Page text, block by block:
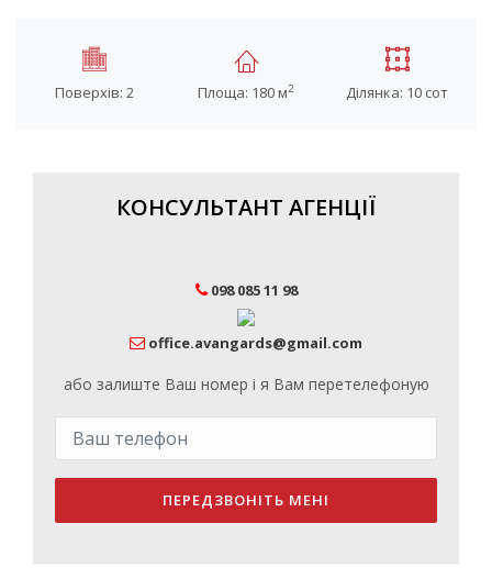
Поверхів: 2 Площа: 180 м2 Ділянка: 10 сот
КОНСУЛЬТАНТ АГЕНЦІЇ
098 085 11 98
office.avangards@gmail.com
або залиште Ваш номер і я Вам перетелефоную
ПЕРЕДЗВОНІТЬ МЕНІ